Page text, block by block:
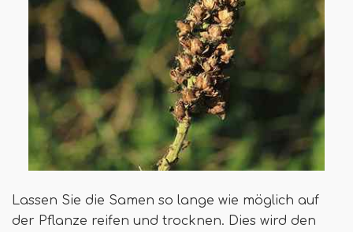
Lassen Sie die Samen so lange wie möglich auf
der Pflanze reifen und trocknen. Dies wird den